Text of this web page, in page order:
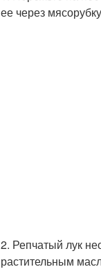
ее через
2. Репчатый лук
растительным